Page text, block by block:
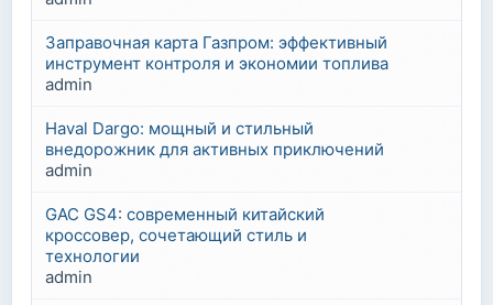
Заправочная карта Газпром: эффективный
инструмент контроля и экономии топлива
admin
Haval Dargo: мощный и стильный
внедорожник для активных приключений
admin
GAC GS4: современный китайский
кроссовер, сочетающий стиль и
технологии
admin